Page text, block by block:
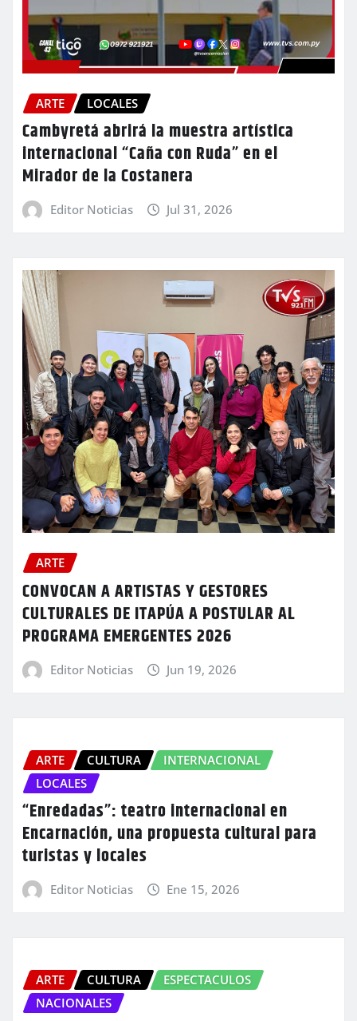
ARTE LOCALES
Cambyretá abrirá la muestra artística
internacional “Caña con Ruda” en el
Mirador de la Costanera
Editor Noticias Jul 31, 2026
ARTE
CONVOCAN A ARTISTAS Y GESTORES
CULTURALES DE ITAPÚA A POSTULAR AL
PROGRAMA EMERGENTES 2026
Editor Noticias Jun 19, 2026
ARTE CULTURA
INTERNACIONAL
LOCALES
“Enredadas”: teatro internacional en
Encarnación, una propuesta cultural para
turistas y locales
Editor Noticias Ene 15, 2026
ARTE CULTURA
ESPECTACULOS
NACIONALES